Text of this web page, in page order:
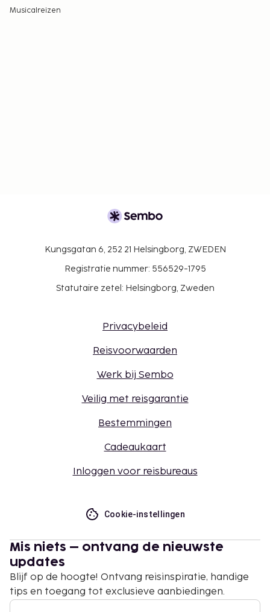
Musicalreizen
Kungsgatan 6, 252 21 Helsingborg, ZWEDEN
Registratie nummer: 556529-1795
Statutaire zetel: Helsingborg, Zweden
Privacybeleid
Reisvoorwaarden
Werk bij Sembo
Veilig met reisgarantie
Bestemmingen
Cadeaukaart
Inloggen voor reisbureaus
Cookie-instellingen
Mis niets – ontvang de nieuwste
updates
Blijf op de hoogte! Ontvang reisinspiratie, handige
tips en toegang tot exclusieve aanbiedingen.